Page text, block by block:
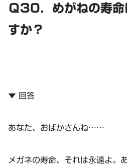
Ｑ30．めがねの寿命
すか？
▼ 回答
あなた、おばかさんね……
メガネの寿命、それは永遠よ。